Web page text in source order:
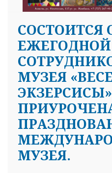
СОСТОИТСЯ
МУЗЕЯ
МУЗЕЯ.